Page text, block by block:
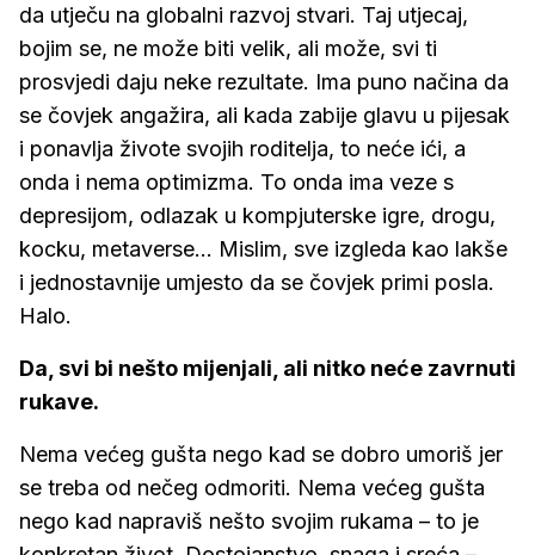
da utječu na globalni razvoj stvari. Taj utjecaj,
bojim se, ne može biti velik, ali može, svi ti
prosvjedi daju neke rezultate. Ima puno načina da
se čovjek angažira, ali kada zabije glavu u pijesak
i ponavlja živote svojih roditelja, to neće ići, a
onda i nema optimizma. To onda ima veze s
depresijom, odlazak u kompjuterske igre, drogu,
kocku, metaverse... Mislim, sve izgleda kao lakše
i jednostavnije umjesto da se čovjek primi posla.
Halo.
Da, svi bi nešto mijenjali, ali nitko neće zavrnuti
rukave.
Nema većeg gušta nego kad se dobro umoriš jer
se treba od nečeg odmoriti. Nema većeg gušta
nego kad napraviš nešto svojim rukama – to je